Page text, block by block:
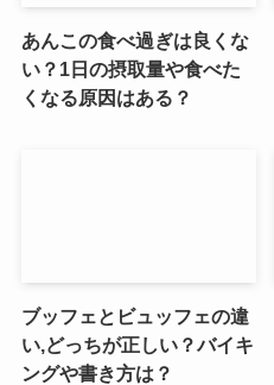
あんこの食べ過ぎは良くな
い？1日の摂取量や食べた
くなる原因はある？
ブッフェとビュッフェの違
い,どっちが正しい？バイキ
ングや書き方は？